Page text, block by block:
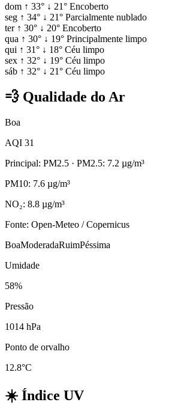
dom ↑ 33° ↓ 21° Encoberto
seg ↑ 34° ↓ 21° Parcialmente nublado
ter ↑ 30° ↓ 20° Encoberto
qua ↑ 30° ↓ 19° Principalmente limpo
qui ↑ 31° ↓ 18° Céu limpo
sex ↑ 32° ↓ 19° Céu limpo
sáb ↑ 32° ↓ 21° Céu limpo
💨 Qualidade do Ar
Boa
AQI 31
Principal: PM2.5 · PM2.5: 7.2 µg/m³
PM10: 7.6 µg/m³
NO₂: 8.8 µg/m³
Fonte: Open-Meteo / Copernicus
BoaModeradaRuimPéssima
Umidade
58%
Pressão
1014 hPa
Ponto de orvalho
12.8°C
☀️ Índice UV